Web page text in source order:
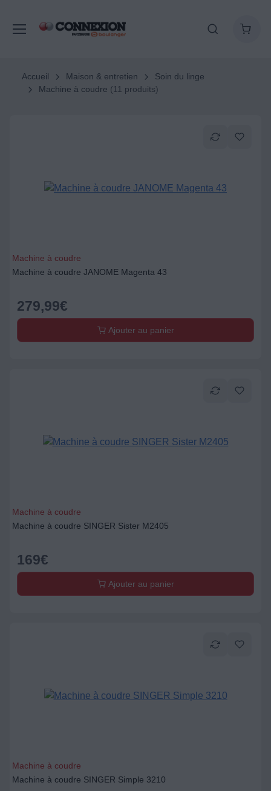
Accueil Maison & entretien
Soin du linge
Machine à coudre (11 produits)
Machine à coudre
Machine à coudre JANOME Magenta 43
279,99€
Ajouter au panier
Machine à coudre
Machine à coudre SINGER Sister M2405
169€
Ajouter au panier
Machine à coudre
Machine à coudre SINGER Simple 3210